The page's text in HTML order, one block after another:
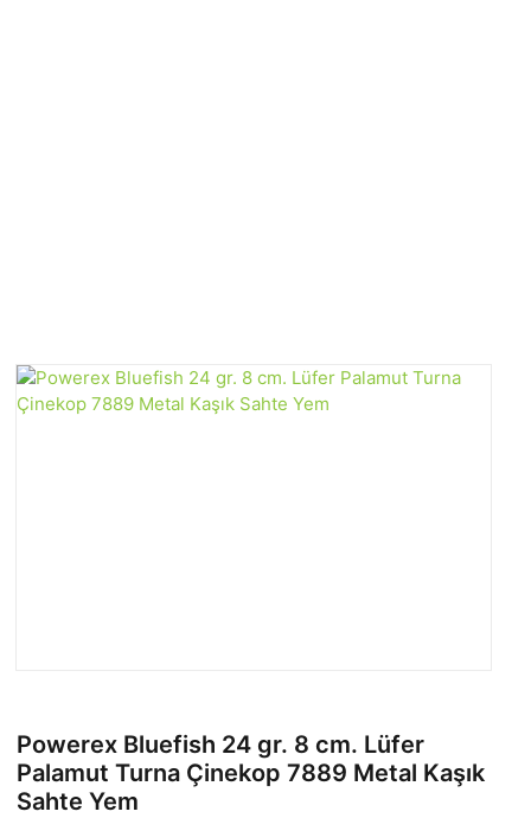
Powerex Bluefish 24 gr. 8 cm. Lüfer
Palamut Turna Çinekop 7889 Metal Kaşık
Sahte Yem